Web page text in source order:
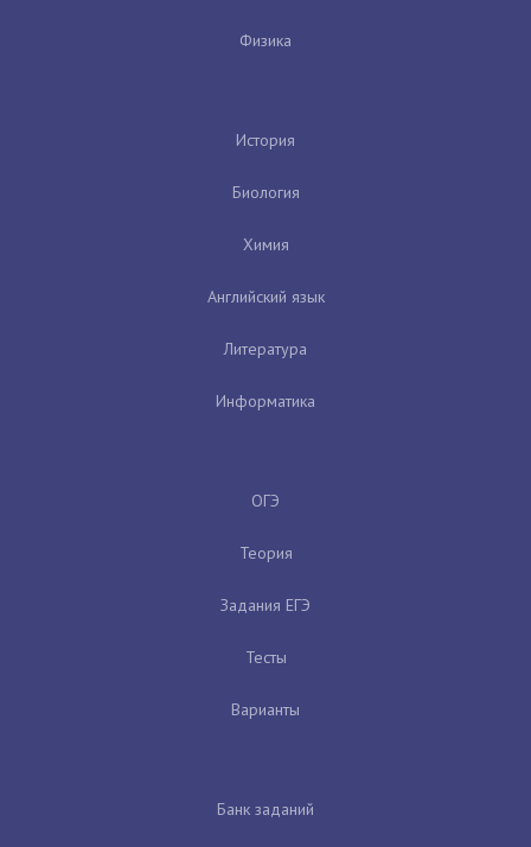
Физика
История
Биология
Химия
Английский язык
Литература
Информатика
ОГЭ
Теория
Задания ЕГЭ
Тесты
Варианты
Банк заданий